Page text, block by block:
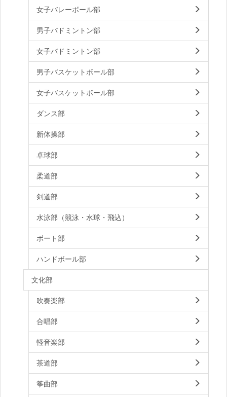
女子バレーボール部
男子バドミントン部
女子バドミントン部
男子バスケットボール部
女子バスケットボール部
ダンス部
新体操部
卓球部
柔道部
剣道部
水泳部（競泳・水球・飛込）
ボート部
ハンドボール部
文化部
吹奏楽部
合唱部
軽音楽部
茶道部
筝曲部